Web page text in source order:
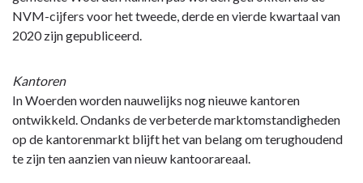
NVM-cijfers voor het tweede, derde en vierde kwartaal van
2020 zijn gepubliceerd.
Kantoren
In Woerden worden nauwelijks nog nieuwe kantoren
ontwikkeld. Ondanks de verbeterde marktomstandigheden
op de kantorenmarkt blijft het van belang om terughoudend
te zijn ten aanzien van nieuw kantoorareaal.